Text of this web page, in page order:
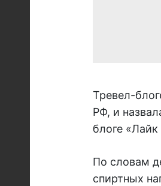
Тревел-
РФ, и
блоге
По словам
спиртных